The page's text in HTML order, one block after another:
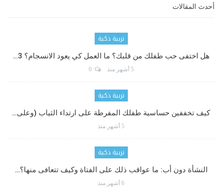
أحدث المقالات
تربية ذكية
هل اختفى حب طفلك من قلبك؟ ما العمل كي يعود الانسجام؟ 3…
5 أشهر منذ 0
تربية ذكية
كيف تخففين حساسية طفلك المفرطة على ارتداء الثياب (وعلى…
5 أشهر منذ
تربية ذكية
النشأة دون أب: ما عواقب ذلك على الفتاة وكيف تتعافى منها؟…
6 أشهر منذ